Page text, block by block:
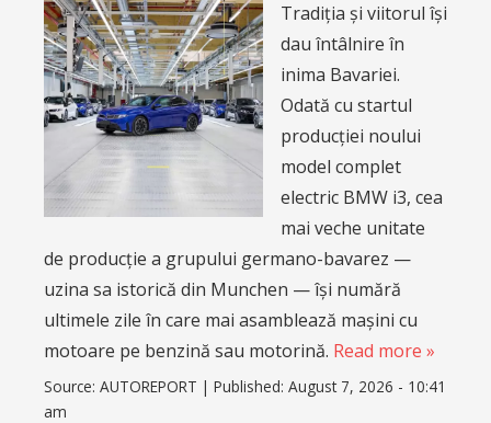
Tradiția și viitorul își
dau întâlnire în
inima Bavariei.
Odată cu startul
producției noului
model complet
electric BMW i3, cea
mai veche unitate
de producție a grupului germano-bavarez —
uzina sa istorică din Munchen — își numără
ultimele zile în care mai asamblează mașini cu
motoare pe benzină sau motorină. Read more »
Source: AUTOREPORT | Published: August 7, 2026 - 10:41
am